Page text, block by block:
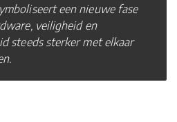
een nieuwe fase
veiligheid en
steeds sterker met elkaar